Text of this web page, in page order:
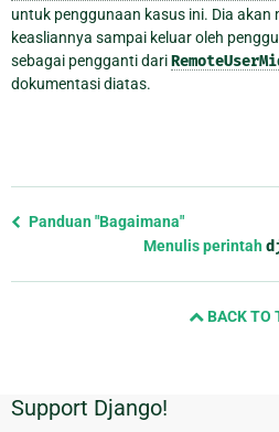
untuk penggunaan kasus ini. Dia akan
keasliannya sampai keluar oleh
sebagai pengganti dari
dokumentasi diatas.
Previous
Panduan "Bagaimana"
Menulis perintah
BACK TO
Informasi
Support Django!